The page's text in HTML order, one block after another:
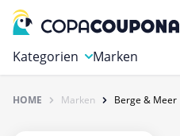
Kategorien
Auto, Motorrad & Werkzeuge
Marken
HOME Marken Berge & Meer